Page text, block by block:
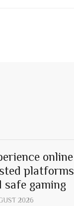
safe gaming
2026